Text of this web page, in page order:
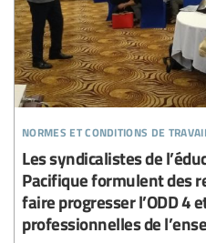
normes et conditions de
Les syndicalistes de
Pacifique formulent des
faire progresser l’ODD 4
professionnelles de